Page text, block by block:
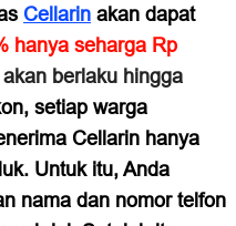
Cellarin akan dapat
hanya seharga Rp
berlaku hingga
setiap warga
Cellarin hanya
Untuk itu, Anda
nama dan nomor telfon